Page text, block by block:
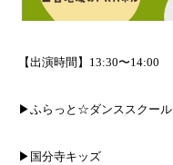
【出演時間】13:30〜14:00
▶︎ふらっと☆ダンススクール
▶︎国分寺キッズ